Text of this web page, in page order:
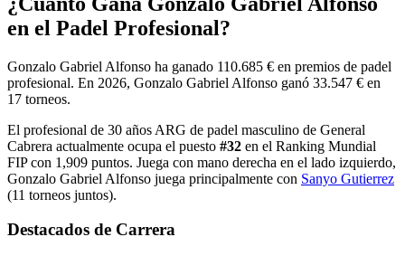
en el Padel Profesional?
Gonzalo Gabriel Alfonso ha ganado 110.685 € en premios de padel
profesional. En 2026, Gonzalo Gabriel Alfonso ganó 33.547 € en
17 torneos.
El profesional de 30 años ARG de padel masculino de General
Cabrera actualmente ocupa el puesto #32 en el Ranking Mundial
FIPcon 1,909 puntos. Juega con mano derecha en el lado izquierdo,
Gonzalo Gabriel Alfonso juega principalmente con Sanyo Gutierrez
(11 torneos juntos).
Destacados de Carrera